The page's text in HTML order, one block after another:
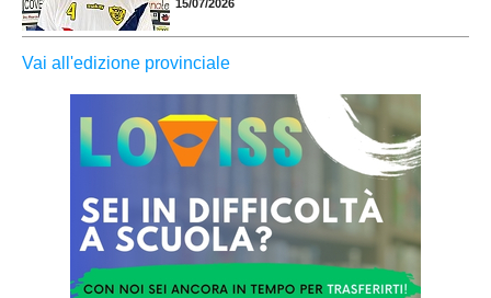
15/07/2026
Vai all'edizione provinciale